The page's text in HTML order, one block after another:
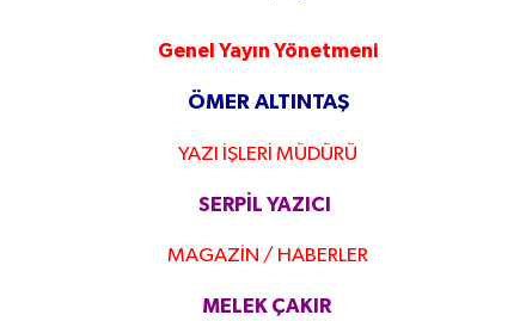
Genel Yayın Yönetmeni
ÖMER ALTINTAŞ
YAZI İŞLERİ MÜDÜRÜ
SERPİL YAZICI
MAGAZİN / HABERLER
MELEK ÇAKIR